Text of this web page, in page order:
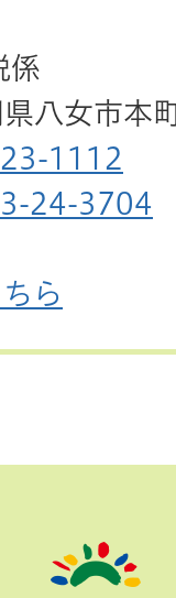
係
八女市本
1112
24-3704
ら